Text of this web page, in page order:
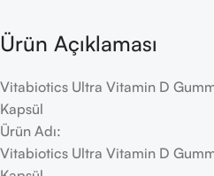
Ürün Açıklaması
Vitabiotics Ultra Vitamin D
Kapsül
Ürün Adı:
Vitabiotics Ultra Vitamin D